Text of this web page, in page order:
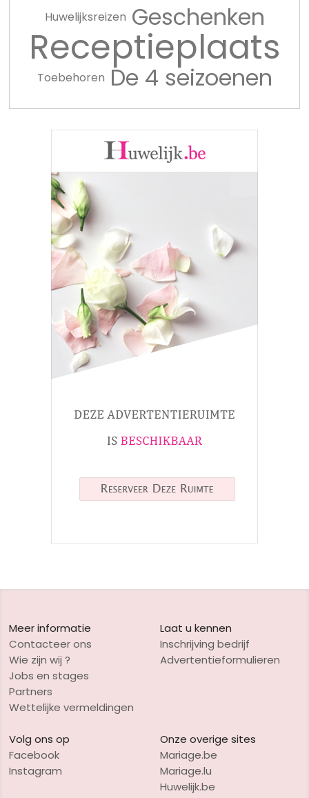
Huwelijksreizen Geschenken
Receptieplaats
Toebehoren De 4 seizoenen
Meer informatie
Contacteer ons
Wie zijn wij ?
Jobs en stages
Partners
Wettelijke vermeldingen
Laat u kennen
Inschrijving bedrijf
Advertentieformulieren
Volg ons op
Facebook
Instagram
Onze overige sites
Mariage.be
Mariage.lu
Huwelijk.be